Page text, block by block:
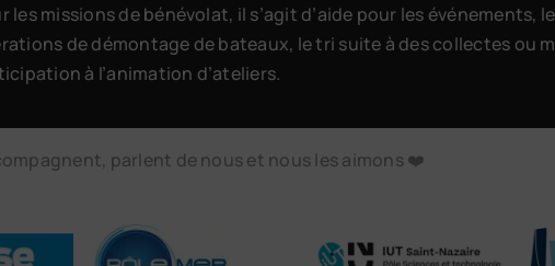
les missions de bénévolat, il s’agit d’aide pour les événements,
de démontage de bateaux, le tri suite à des collectes ou
à l’animation d’ateliers.
parlent de nous et nous les aimons ❤️